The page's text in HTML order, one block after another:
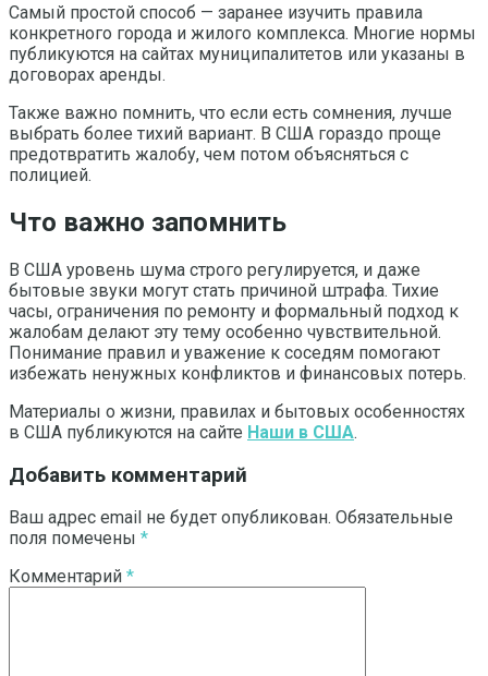
Самый простой способ — заранее изучить правила
конкретного города и жилого комплекса. Многие нормы
публикуются на сайтах муниципалитетов или указаны в
договорах аренды.
Также важно помнить, что если есть сомнения, лучше
выбрать более тихий вариант. В США гораздо проще
предотвратить жалобу, чем потом объясняться с
полицией.
Что важно запомнить
В США уровень шума строго регулируется, и даже
бытовые звуки могут стать причиной штрафа. Тихие
часы, ограничения по ремонту и формальный подход к
жалобам делают эту тему особенно чувствительной.
Понимание правил и уважение к соседям помогают
избежать ненужных конфликтов и финансовых потерь.
Материалы о жизни, правилах и бытовых особенностях
в США публикуются на сайте Наши в США.
Добавить комментарий
Ваш адрес email не будет опубликован. Обязательные
поля помечены *
Комментарий *